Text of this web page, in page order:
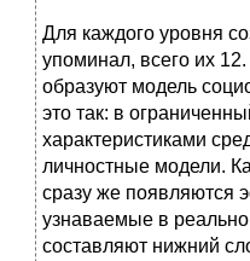
Для каждого уровня
упоминал, всего их
образуют модель
это так: в
характеристиками
личностные модели.
сразу же появляются
узнаваемые в
составляют нижний